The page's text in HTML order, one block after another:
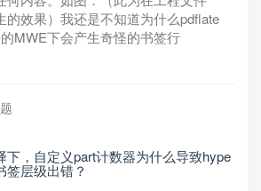
的效果）我还是不知道为什么pdflate
MWE下会产生奇怪的书签行
下，自定义part计数器为什么导致hype
签层级出错？